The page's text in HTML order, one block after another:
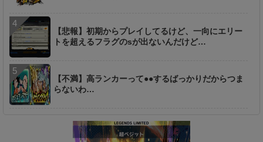
【悲報】初期からプレイしてるけど、一向にエリー
トを超えるフラグのsが出ないんだけど…
【不満】高ランカーって●●するばっかりだからつま
らないわ…